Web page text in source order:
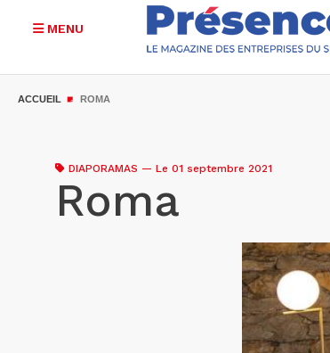
MENU
ACCUEIL ROMA
DIAPORAMAS — Le 01 septembre 2021
Roma